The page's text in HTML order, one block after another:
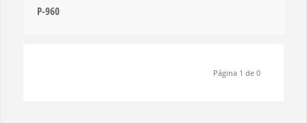
P-960
Página 1 de 0